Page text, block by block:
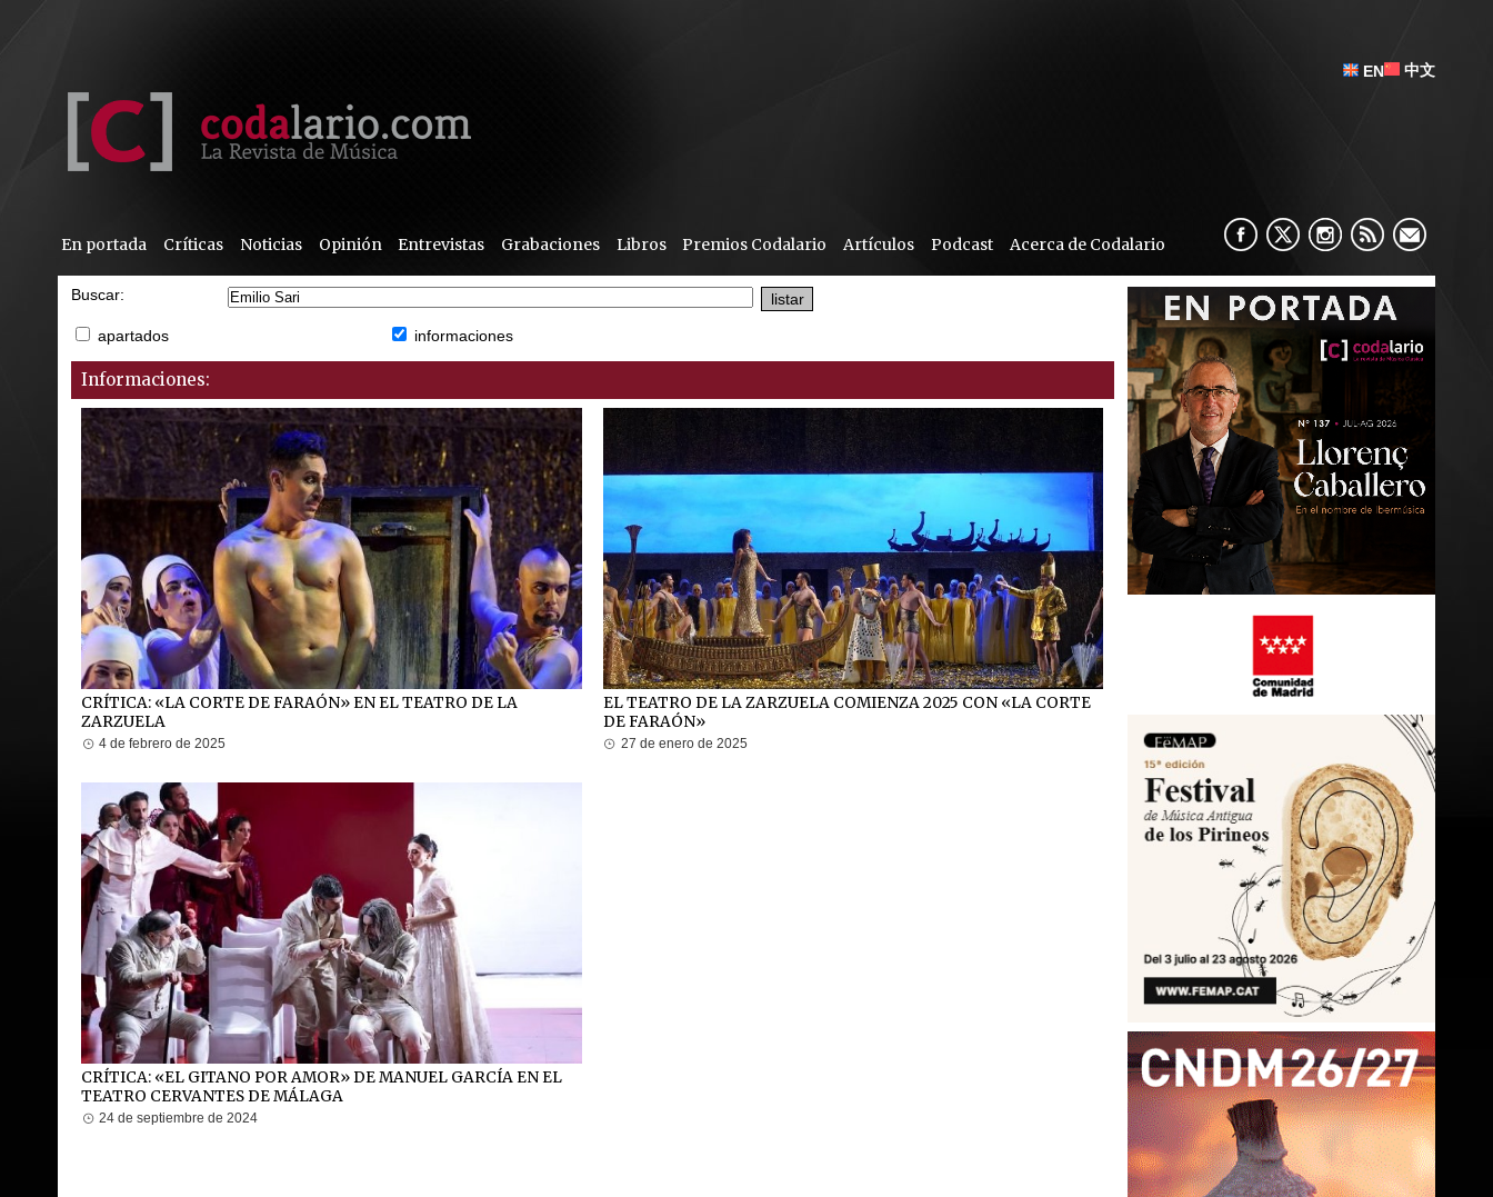
EN 中文
En portada Críticas Noticias Opinión Entrevistas Grabaciones Libros Premios Codalario Artículos Podcast Acerca de Codalario
Buscar:
apartados informaciones
Informaciones:
CRÍTICA: «LA CORTE DE FARAÓN» EN EL TEATRO DE LA
ZARZUELA
4 de febrero de 2025
EL TEATRO DE LA ZARZUELA COMIENZA 2025 CON «LA CORTE
DE FARAÓN»
27 de enero de 2025
CRÍTICA: «EL GITANO POR AMOR» DE MANUEL GARCÍA EN EL
TEATRO CERVANTES DE MÁLAGA
24 de septiembre de 2024